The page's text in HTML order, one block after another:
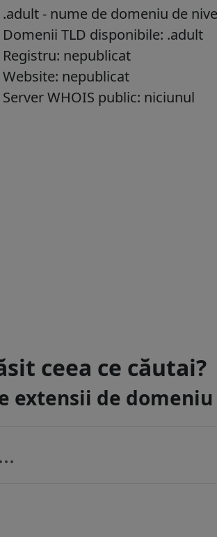
.adult - nume de domeniu de
Domenii TLD disponibile: .adult
Registru: nepublicat
Website: nepublicat
Server WHOIS public: niciunul
ceea ce căutai?
extensii de domeniu